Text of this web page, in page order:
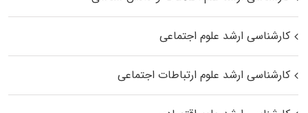
کارشناسی ارشد علوم اجتماعی
کارشناسی ارشد علوم ارتباطات اجتماعی